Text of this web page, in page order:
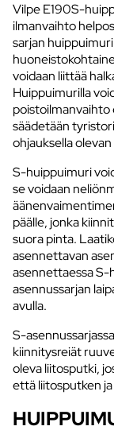
Vilpe E190S-
ilmanvaihto
sarjan
voidaan liittää
Huippuimurilla
säädetään
ohjauksella
S-huippuimuri
se voidaan
päälle, jonka
suora pinta.
asennettavan
asennettaessa S-
asennussarjan
avulla.
S-
kiinnitysreiät
oleva liitosputki,
että liitosputken